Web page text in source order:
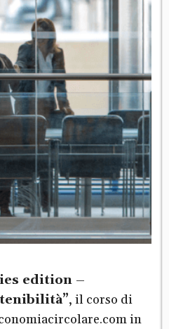
edition –
, il corso di
in